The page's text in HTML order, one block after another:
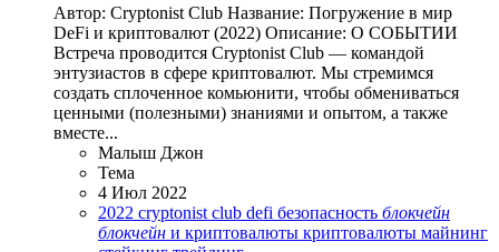
Автор: Cryptonist Club Название: Погружение в мир
DeFi и криптовалют (2022) Описание: О СОБЫТИИ
Встреча проводится Cryptonist Club — командой
энтузиастов в сфере криптовалют. Мы стремимся
создать сплоченное комьюнити, чтобы обмениваться
ценными (полезными) знаниями и опытом, а также
вместе...
Малыш Джон
Тема
4 Июл 2022
2022 cryptonist club defi безопасность блокчейн
блокчейн и криптовалюты криптовалюты майнинг